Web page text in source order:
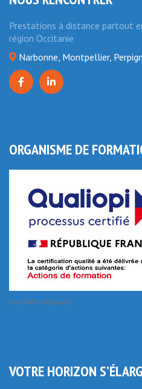
Prestations à distance partout
région Occitanie
Narbonne, Montpellier,
ORGANISME DE
certification Qualiopi
VOTRE HORIZON